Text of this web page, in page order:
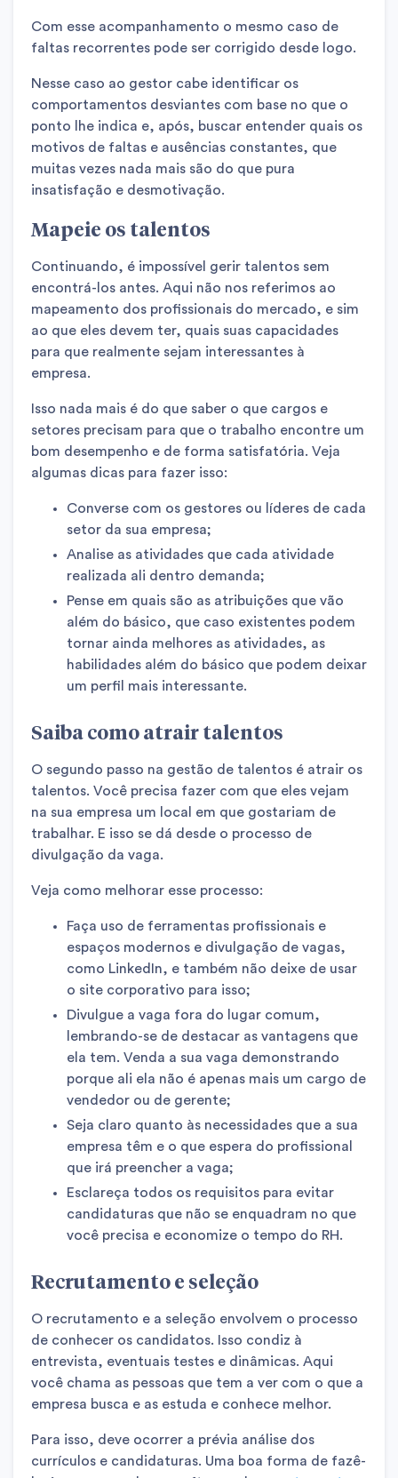
Com esse acompanhamento o mesmo caso de
faltas recorrentes pode ser corrigido desde logo.
Nesse caso ao gestor cabe identificar os
comportamentos desviantes com base no que o
ponto lhe indica e, após, buscar entender quais os
motivos de faltas e ausências constantes, que
muitas vezes nada mais são do que pura
insatisfação e desmotivação.
Mapeie os talentos
Continuando, é impossível gerir talentos sem
encontrá-los antes. Aqui não nos referimos ao
mapeamento dos profissionais do mercado, e sim
ao que eles devem ter, quais suas capacidades
para que realmente sejam interessantes à
empresa.
Isso nada mais é do que saber o que cargos e
setores precisam para que o trabalho encontre um
bom desempenho e de forma satisfatória. Veja
algumas dicas para fazer isso:
Converse com os gestores ou líderes de cada
setor da sua empresa;
Analise as atividades que cada atividade
realizada ali dentro demanda;
Pense em quais são as atribuições que vão
além do básico, que caso existentes podem
tornar ainda melhores as atividades, as
habilidades além do básico que podem deixar
um perfil mais interessante.
Saiba como atrair talentos
O segundo passo na gestão de talentos é atrair os
talentos. Você precisa fazer com que eles vejam
na sua empresa um local em que gostariam de
trabalhar. E isso se dá desde o processo de
divulgação da vaga.
Veja como melhorar esse processo:
Faça uso de ferramentas profissionais e
espaços modernos e divulgação de vagas,
como LinkedIn, e também não deixe de usar
o site corporativo para isso;
Divulgue a vaga fora do lugar comum,
lembrando-se de destacar as vantagens que
ela tem. Venda a sua vaga demonstrando
porque ali ela não é apenas mais um cargo de
vendedor ou de gerente;
Seja claro quanto às necessidades que a sua
empresa têm e o que espera do profissional
que irá preencher a vaga;
Esclareça todos os requisitos para evitar
candidaturas que não se enquadram no que
você precisa e economize o tempo do RH.
Recrutamento e seleção
O recrutamento e a seleção envolvem o processo
de conhecer os candidatos. Isso condiz à
entrevista, eventuais testes e dinâmicas. Aqui
você chama as pessoas que tem a ver com o que a
empresa busca e as estuda e conhece melhor.
Para isso, deve ocorrer a prévia análise dos
currículos e candidaturas. Uma boa forma de fazê-